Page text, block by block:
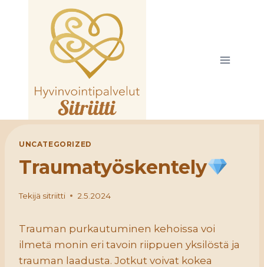
UNCATEGORIZED
Traumatyöskentely
Tekijä sitriitti 2.5.2024
Trauman purkautuminen kehoissa voi
ilmetä monin eri tavoin riippuen yksilöstä ja
trauman laadusta. Jotkut voivat kokea